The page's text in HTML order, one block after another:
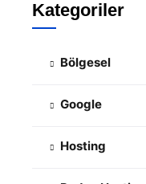
Kategoriler
Bölgesel
Google
Hosting